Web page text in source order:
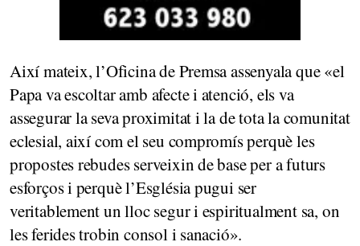
Així mateix, l’Oficina de Premsa assenyala que «el
Papa va escoltar amb afecte i atenció, els va
assegurar la seva proximitat i la de tota la comunitat
eclesial, així com el seu compromís perquè les
propostes rebudes serveixin de base per a futurs
esforços i perquè l’Església pugui ser
veritablement un lloc segur i espiritualment sa, on
les ferides trobin consol i sanació».